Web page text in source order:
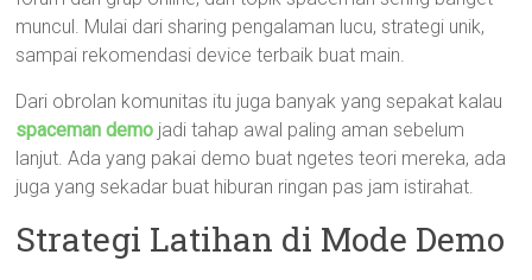
muncul. Mulai dari sharing pengalaman lucu, strategi unik,
sampai rekomendasi device terbaik buat main.
Dari obrolan komunitas itu juga banyak yang sepakat kalau
spaceman demo jadi tahap awal paling aman sebelum
lanjut. Ada yang pakai demo buat ngetes teori mereka, ada
juga yang sekadar buat hiburan ringan pas jam istirahat.
Strategi Latihan di Mode Demo